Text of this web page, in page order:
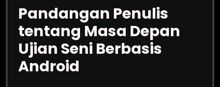
Pandangan Penulis
tentang Masa Depan
Ujian Seni Berbasis
Android